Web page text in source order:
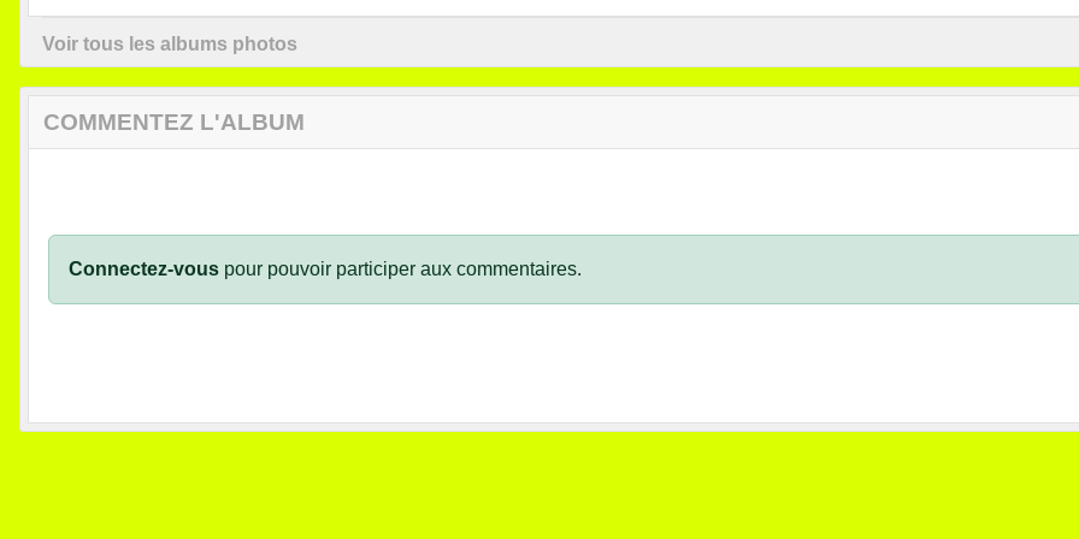
Voir tous les albums photos
COMMENTEZ L'ALBUM
Connectez-vous pour pouvoir participer aux commentaires.